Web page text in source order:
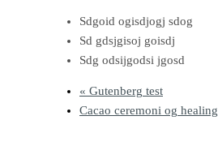
Sdgoid ogisdjogj sdog
Sd gdsjgisoj goisdj
Sdg odsijgodsi jgosd
« Gutenberg test
Cacao ceremoni og healing